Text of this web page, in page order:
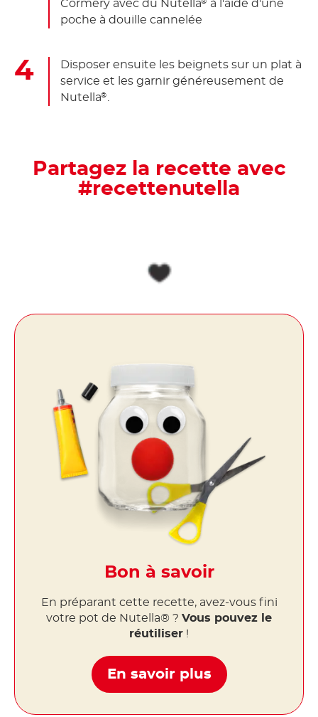
Cormery avec du Nutella® à l'aide d'une
poche à douille cannelée
Disposer ensuite les beignets sur un plat à
service et les garnir généreusement de
Nutella®
Partagez la recette avec
#recettenutella
Bon à savoir
En préparant cette recette, avez-vous fini
votre pot de Nutella® ? Vous pouvez le
réutiliser !
En savoir plus